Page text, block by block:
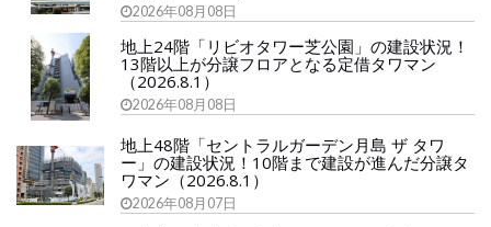
2026年08月08日
地上24階「リビオタワー芝公園」の建設状況！
13階以上が分譲フロアとなる定借タワマン
（2026.8.1）
2026年08月08日
地上48階「セントラルガーデン月島 ザ タワ
ー」の建設状況！10階まで建設が進んだ分譲タ
ワマン（2026.8.1）
2026年08月07日